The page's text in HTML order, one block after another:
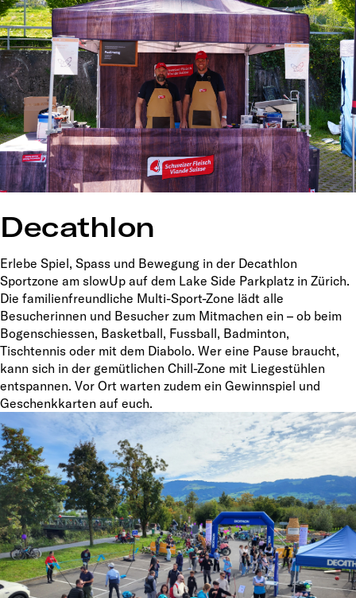
Decathlon
Erlebe Spiel, Spass und Bewegung in der Decathlon
Sportzone am slowUp auf dem Lake Side Parkplatz in Zürich.
Die familienfreundliche Multi-Sport-Zone lädt alle
Besucherinnen und Besucher zum Mitmachen ein – ob beim
Bogenschiessen, Basketball, Fussball, Badminton,
Tischtennis oder mit dem Diabolo. Wer eine Pause braucht,
kann sich in der gemütlichen Chill-Zone mit Liegestühlen
entspannen. Vor Ort warten zudem ein Gewinnspiel und
Geschenkkarten auf euch.